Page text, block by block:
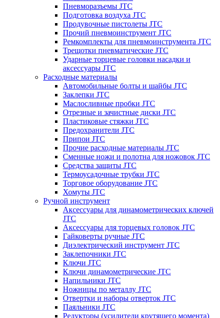
Пневморазъемы JTC
Подготовка воздуха JTC
Продувочные пистолеты JTC
Прочий пневмоинструмент JTC
Ремкомплекты для пневмоинструмента JTC
Трещотки пневматические JTC
Ударные торцевые головки насадки и
аксессуары JTC
Расходные материалы
Автомобильные болты и шайбы JTC
Заклепки JTC
Маслосливные пробки JTC
Отрезные и зачистные диски JTC
Пластиковые стяжки JTC
Предохранители JTC
Припои JTC
Прочие расходные материалы JTC
Сменные ножи и полотна для ножовок JTC
Средства защиты JTC
Термоусадочные трубки JTC
Торговое оборудование JTC
Хомуты JTC
Ручной инструмент
Аксессуары для динамометрических ключей
JTC
Аксессуары для торцевых головок JTC
Гайковерты ручные JTC
Диэлектрический инструмент JTC
Заклепочники JTC
Ключи JTC
Ключи динамометрические JTC
Напильники JTC
Ножницы по металлу JTC
Отвертки и наборы отверток JTC
Паяльники JTC
Редукторы (усилители крутящего момента)